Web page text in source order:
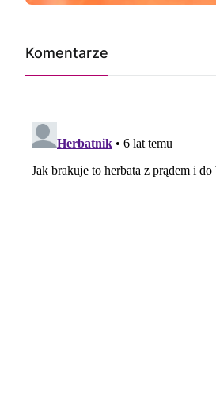
Komentarze